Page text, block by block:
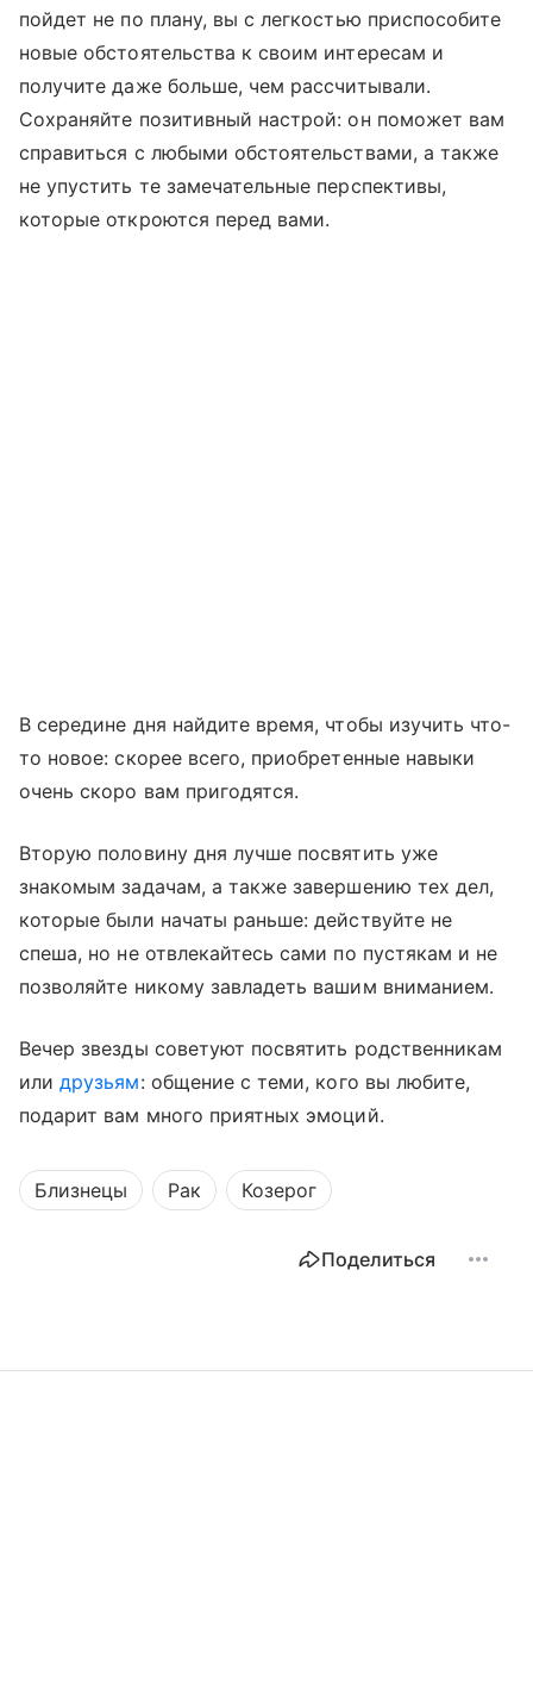
пойдет не по плану, вы с легкостью приспособите
новые обстоятельства к своим интересам и
получите даже больше, чем рассчитывали.
Сохраняйте позитивный настрой: он поможет вам
справиться с любыми обстоятельствами, а также
не упустить те замечательные перспективы,
которые откроются перед вами.
В середине дня найдите время, чтобы изучить что-
то новое: скорее всего, приобретенные навыки
очень скоро вам пригодятся.
Вторую половину дня лучше посвятить уже
знакомым задачам, а также завершению тех дел,
которые были начаты раньше: действуйте не
спеша, но не отвлекайтесь сами по пустякам и не
позволяйте никому завладеть вашим вниманием.
Вечер звезды советуют посвятить родственникам
илидрузьям: общение с теми, кого вы любите,
подарит вам много приятных эмоций.
Близнецы Рак Козерог
Поделиться